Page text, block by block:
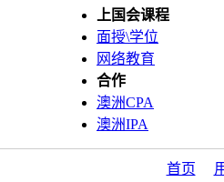
上国会课程
面授\学位
网络教育
合作
澳洲CPA
澳洲IPA
首页